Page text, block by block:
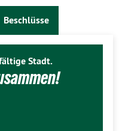
Beschlüsse
Stadt.